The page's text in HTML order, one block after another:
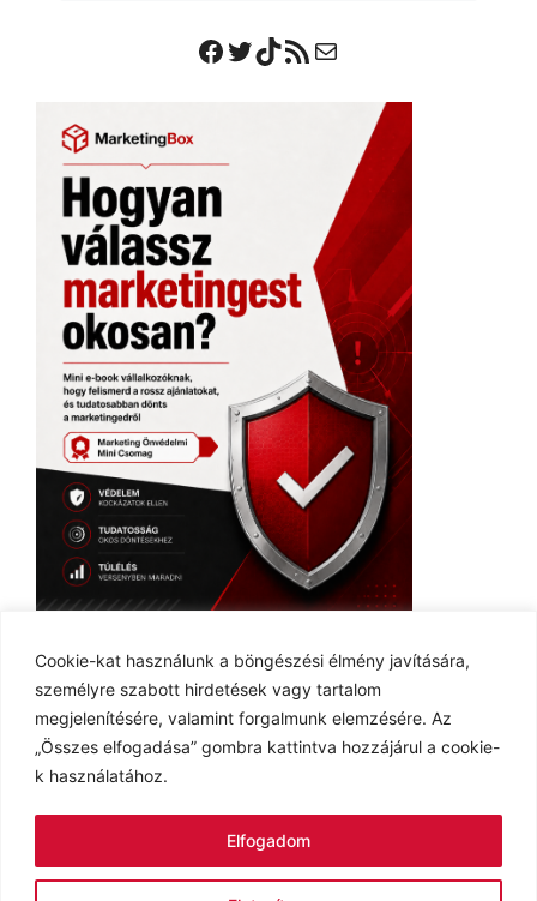
Cookie-kat használunk a böngészési élmény javítására,
személyre szabott hirdetések vagy tartalom
megjelenítésére, valamint forgalmunk elemzésére. Az
„Összes elfogadása” gombra kattintva hozzájárul a cookie-
k használatához.
Elfogadom
Facebook
Twitter
TikTok
RSS Feed
Mail
Adatvédelmi tájékoztató
Cookie tájékoztató
Impresszum
Kapcsolat